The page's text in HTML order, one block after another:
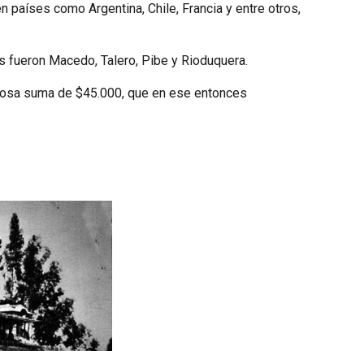
como Argentina, Chile, Francia y entre otros,
Macedo, Talero, Pibe y Rioduquera.
suma de $45.000, que en ese entonces